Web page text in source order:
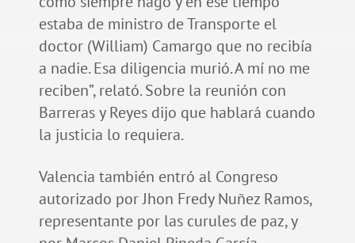
estaba de ministro de Transporte el
doctor (William) Camargo que no recibía
a nadie. Esa diligencia murió. A mí no me
reciben”, relató. Sobre la reunión con
Barreras y Reyes dijo que hablará cuando
la justicia lo requiera.
Valencia también entró al Congreso
autorizado por Jhon Fredy Nuñez Ramos,
representante por las curules de paz, y